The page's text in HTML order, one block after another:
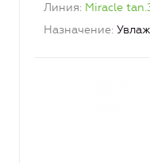
Линия Miracle
Назначение